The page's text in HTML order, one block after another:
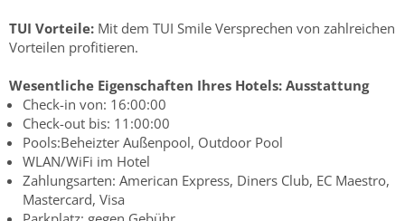
TUI Vorteile: Mit dem TUI Smile Versprechen von zahlreichen
Vorteilen profitieren.
Wesentliche Eigenschaften Ihres Hotels: Ausstattung
Check-in von: 16:00:00
Check-out bis: 11:00:00
Pools:Beheizter Außenpool, Outdoor Pool
WLAN/WiFi im Hotel
Zahlungsarten: American Express, Diners Club, EC Maestro,
Mastercard, Visa